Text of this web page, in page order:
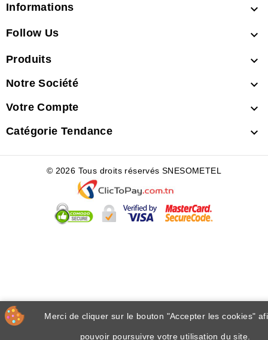
Informations 
Follow Us 
Produits 
Notre Société 
Votre Compte 
Catégorie Tendance 
Merci de cliquer sur le bouton "Accepter les cookies"
pouvoir poursuivre votre utilisation du site.
© 2026 Tous droits réservés SNESOMETEL